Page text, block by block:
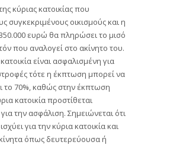
κύριας κατοικίας που
συγκεκριμένους οικισμούς και η
350.000 ευρώ θα πληρώσει το μισό
που αναλογεί στο ακίνητο του.
είναι ασφαλισμένη για
τότε η έκπτωση μπορεί να
το 70%, καθώς στην έκπτωση
κατοικία προστίθεται
την ασφάλιση. Σημειώνεται ότι
για την κύρια κατοικία και
όπως δευτερεύουσα ή